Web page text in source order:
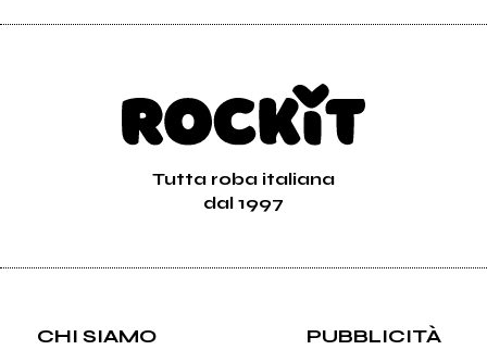
Tutta roba italiana
dal 1997
CHI SIAMO PUBBLICITÀ